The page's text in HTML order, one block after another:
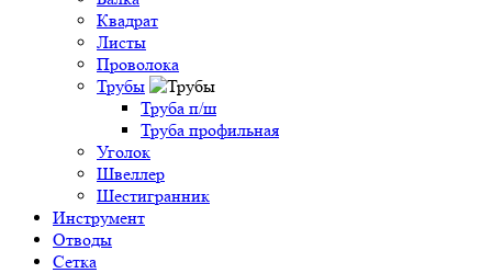
Квадрат
Листы
Проволока
Трубы
Труба п/ш
Труба профильная
Уголок
Швеллер
Шестигранник
Инструмент
Отводы
Сетка